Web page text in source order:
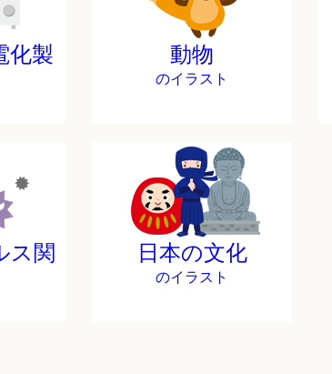
化製
動物
のイラスト
ス関
日本の文化
のイラスト